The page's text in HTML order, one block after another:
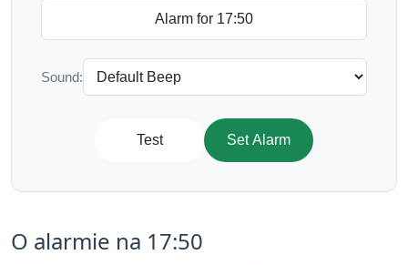
Sound:
Test Set Alarm
O alarmie na 17:50